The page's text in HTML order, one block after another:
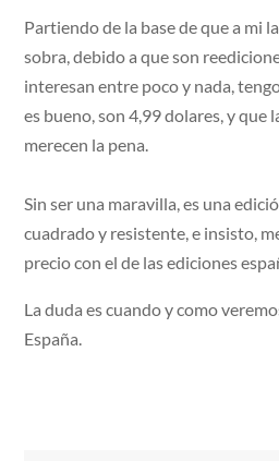
Partiendo de la base de que a mi
sobra, debido a que son
interesan entre poco y nada,
es bueno, son 4,99 dolares, y que
merecen la pena.
Sin ser una maravilla, es una
cuadrado y resistente, e insisto,
precio con el de las ediciones
La duda es cuando y como
España.